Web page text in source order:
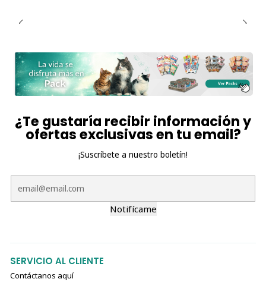
¿Te gustaría recibir información y
ofertas exclusivas en tu email?
¡Suscríbete a nuestro boletín!
Notifícame
SERVICIO AL CLIENTE
Contáctanos aquí